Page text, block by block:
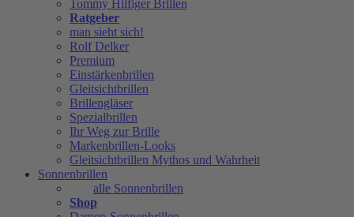
Tommy Hilfiger Brillen
Ratgeber
man sieht sich!
Rolf Delker
Premium
Einstärkenbrillen
Gleitsichtbrillen
Brillengläser
Spezialbrillen
Ihr Weg zur Brille
Markenbrillen-Looks
Gleitsichtbrillen Mythos und Wahrheit
Sonnenbrillen
alle Sonnenbrillen
Shop